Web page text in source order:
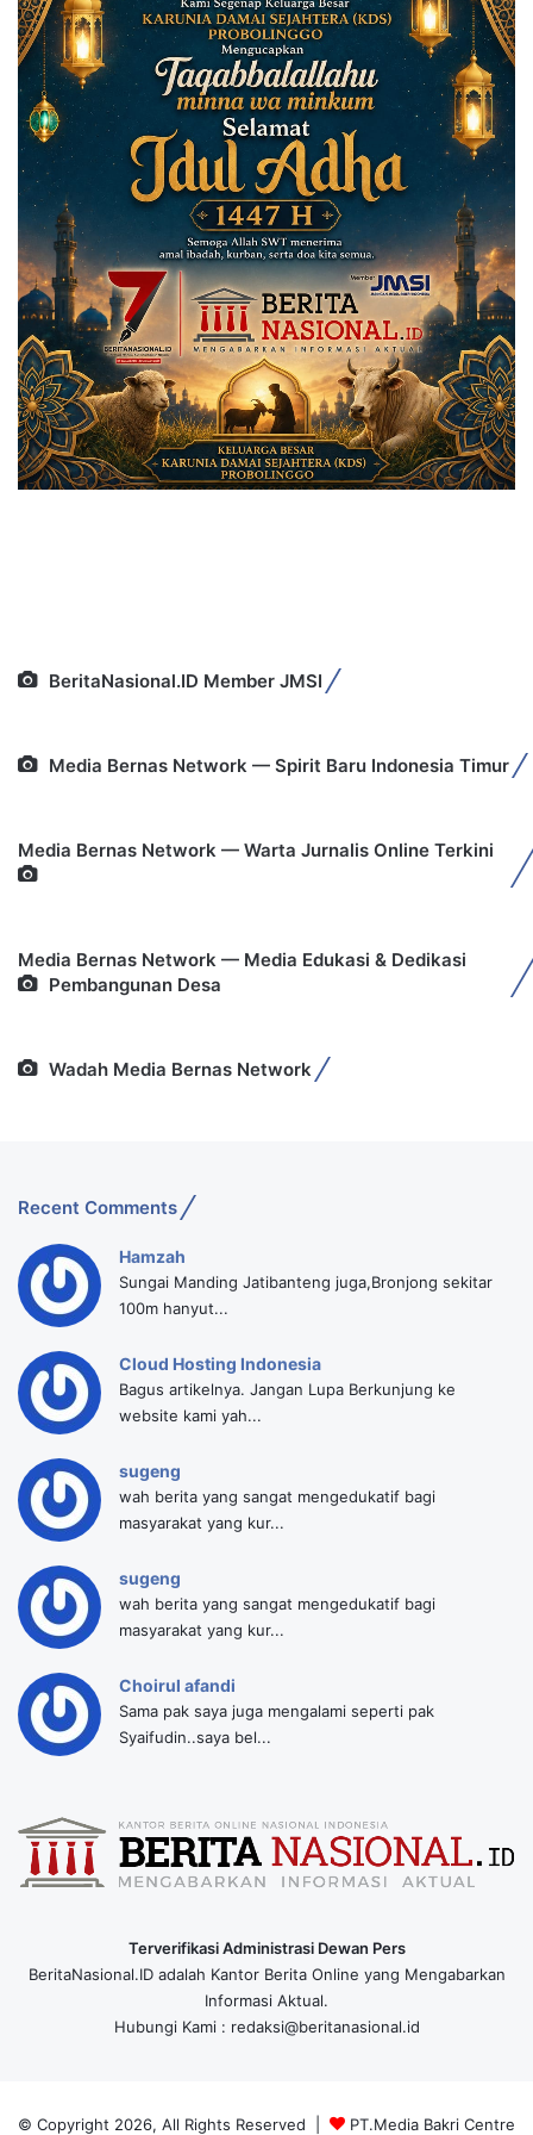
BeritaNasional.ID Member JMSI
Media Bernas Network — Spirit Baru Indonesia Timur
Media Bernas Network — Warta Jurnalis Online Terkini
Media Bernas Network — Media Edukasi & Dedikasi
Pembangunan Desa
Wadah Media Bernas Network
Recent Comments
Hamzah
Sungai Manding Jatibanteng juga,Bronjong sekitar
100m hanyut...
Cloud Hosting Indonesia
Bagus artikelnya. Jangan Lupa Berkunjung ke
website kami yah...
sugeng
wah berita yang sangat mengedukatif bagi
masyarakat yang kur...
sugeng
wah berita yang sangat mengedukatif bagi
masyarakat yang kur...
Choirul afandi
Sama pak saya juga mengalami seperti pak
Syaifudin..saya bel...
Terverifikasi Administrasi Dewan Pers
BeritaNasional.ID adalah Kantor Berita Online yang Mengabarkan
Informasi Aktual.
Hubungi Kami : redaksi@beritanasional.id
© Copyright 2026, All Rights Reserved | PT.Media Bakri Centre